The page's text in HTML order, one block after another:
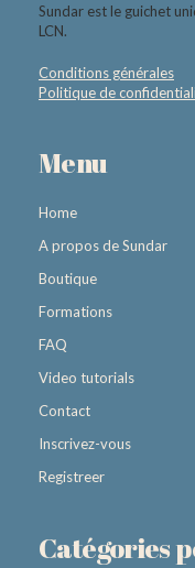
Sundar est le guichet
LCN.
Conditions générales
Politique de
Menu
Home
A propos de Sundar
Boutique
Formations
FAQ
Video tutorials
Contact
Inscrivez-vous
Registreer
Catégories